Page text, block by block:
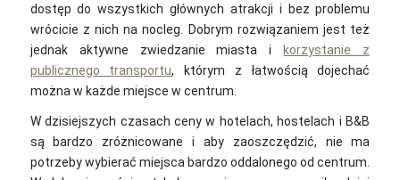
dostęp do wszystkich głównych atrakcji i bez problemu
wrócicie z nich na nocleg. Dobrym rozwiązaniem jest też
jednak aktywne zwiedzanie miasta ikorzystanie z
publicznego transportu, którym z łatwością dojechać
można w każde miejsce w centrum.
W dzisiejszych czasach ceny w hotelach, hostelach i B&B
są bardzo zróżnicowane i aby zaoszczędzić, nie ma
potrzeby wybierać miejsca bardzo oddalonego od centrum.